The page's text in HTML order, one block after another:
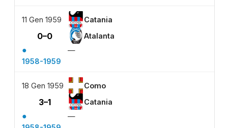
11 Gen 1959 Catania
0–0 Atalanta
●
—
1958-1959
18 Gen 1959 Como
3–1 Catania
●
—